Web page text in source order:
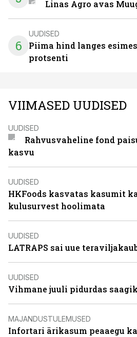
Linas Agro avas
6
UUDISED
Piima hind langes
protsenti
VIIMASED UUDISED
UUDISED
Rahvusvaheline fond
kasvu
UUDISED
HKFoods kasvatas kasumit
kulusurvest hoolimata
UUDISED
LATRAPS sai uue
UUDISED
Vihmane juuli pidurdas
MAJANDUSTULEMUSED
Infortari ärikasum peaaegu